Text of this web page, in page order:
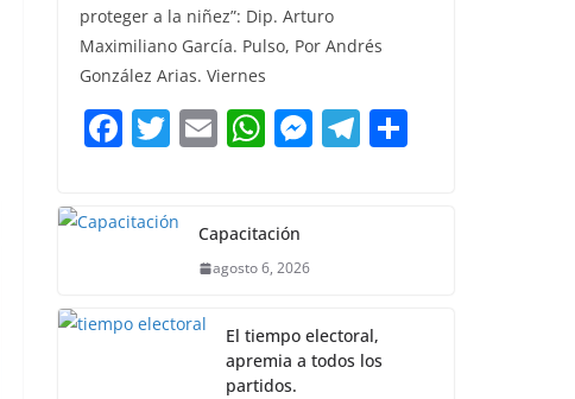
e
b
o
o
er l s
p
p
e
g
er
gr
m
proteger a la niñez”: Dip. Arturo
Maximiliano García. Pulso, Por Andrés
González Arias. Viernes
F
c
e
o
T
er
E
l
W
s
A
p
M
g
er
T
m
Capacitación
agosto 6, 2026
El tiempo electoral,
apremia a todos los
partidos.